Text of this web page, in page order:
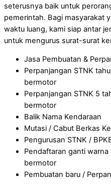
seterusnya baik untuk
pemerintah. Bagi masyarakat
waktu luang, kami siap antar
untuk mengurus surat-surat
Jasa Pembuatan &
Perpanjangan STNK
bermotor
Perpanjangan STNK 5
bermotor
Balik Nama Kendaraan
Mutasi / Cabut Berkas
Pengurusan STNK /
Pendaftaran ganti
bermotor
Pembuatan baru /